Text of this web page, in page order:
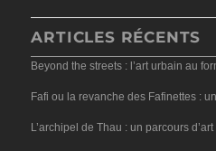
ARTICLES RÉCENTS
Beyond the streets : l’art urbain au
Fafi ou la revanche des Fafinettes :
L’archipel de Thau : un parcours